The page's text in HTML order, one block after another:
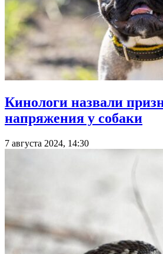
Кинологи назвали
напряжения у собаки
7 августа 2024, 14:30